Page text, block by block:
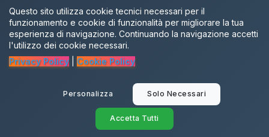
Aggiornamenti
Gruppo Facebook
SalentiX
© 2026 Dialettando. Tutti i diritti riservati.
Questo sito utilizza cookie tecnici necessari per il
funzionamento e cookie di funzionalità per migliorare la tua
esperienza di navigazione. Continuando la navigazione accetti
l'utilizzo dei cookie necessari.
Privacy Policy
Cookie Policy
Personalizza Solo Necessari
Accetta Tutti